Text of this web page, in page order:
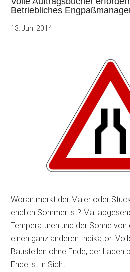
Betriebliches
13. Juni 2014
Woran merkt der Maler oder
endlich Sommer ist? Mal
Temperaturen und der Sonne
einen ganz anderen Indikator:
Baustellen ohne Ende, der Laden
Ende ist in Sicht.